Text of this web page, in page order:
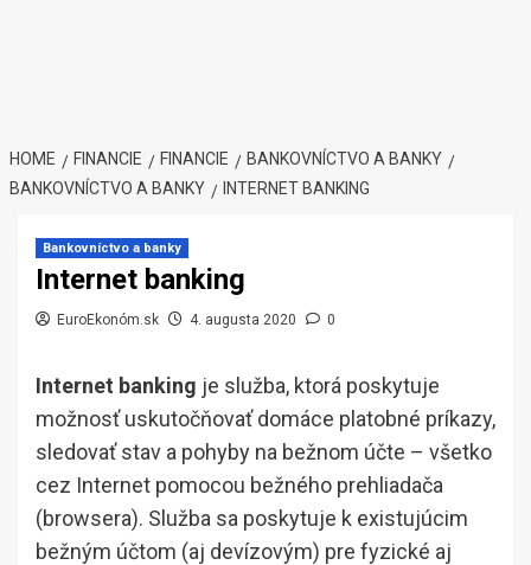
HOME FINANCIE FINANCIE
BANKOVNÍCTVO A BANKY
BANKOVNÍCTVO A BANKY
INTERNET BANKING
Bankovníctvo a banky
Internet banking
EuroEkonóm.sk 4. augusta 2020 0
Internet banking je služba, ktorá poskytuje
možnosť uskutočňovať domáce platobné príkazy,
sledovať stav a pohyby na bežnom účte – všetko
cez Internet pomocou bežného prehliadača
(browsera). Služba sa poskytuje k existujúcim
bežným účtom (aj devízovým) pre fyzické aj